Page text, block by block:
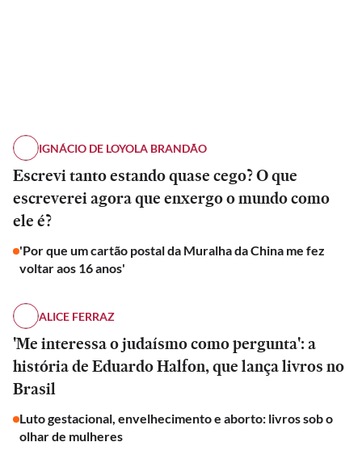
IGNÁCIO DE LOYOLA BRANDÃO
Escrevi tanto estando quase cego? O que
escreverei agora que enxergo o mundo como
ele é?
'Por que um cartão postal da Muralha da China me fez
voltar aos 16 anos'
ALICE FERRAZ
'Me interessa o judaísmo como pergunta': a
história de Eduardo Halfon, que lança livros no
Brasil
Luto gestacional, envelhecimento e aborto: livros sob o
olhar de mulheres